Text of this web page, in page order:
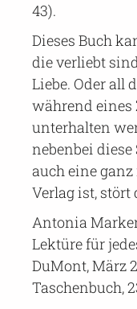
43).
Dieses Buch
die verliebt
Liebe. Oder all
während eines
unterhalten
nebenbei
auch eine
Verlag ist, stört
Antonia
Lektüre für
DuMont, März
Taschenbuch,